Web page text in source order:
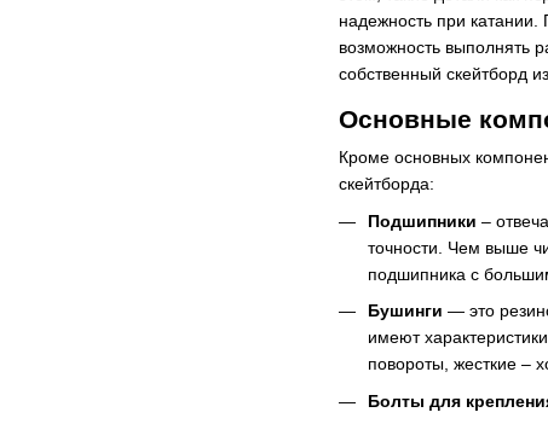
надежность при катании.
возможность выполнять
собственный скейтборд
Основные
Кроме основных
скейтборда:
Подшипники –
точности. Чем выше
подшипника с
Бушинги — это
имеют
повороты, жесткие –
Болты для